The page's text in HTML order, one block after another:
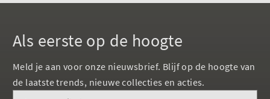
Als eerste op de hoogte
Meld je aan voor onze nieuwsbrief. Blijf op de hoogte van
de laatste trends, nieuwe collecties en acties.